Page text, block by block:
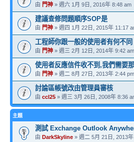
由 門神 » 週六 1月 9日, 2016年 8:48 am
建議查修問題順序SOP是
由 門神 » 週四 1月 22日, 2015年 11:17
工程師你跟一般的使用者有何不同
由 門神 » 週三 2月 12日, 2014年 9:42 am
使用者反應信件收不到,我們需要
由 門神 » 週二 8月 27日, 2013年 2:44 pm
討論區帳號改由管理員審核
由 ccl25 » 週三 3月 26日, 2008年 8:36
主題
測試 Exchange Outlook
由 DarkSkyline » 週二 5月 21日, 2013